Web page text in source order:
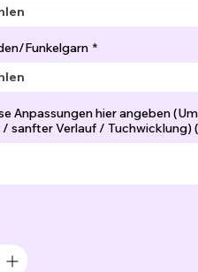
Funkelgarn *
Anpassungen hier angeben
sanfter Verlauf / Tuchwicklung)